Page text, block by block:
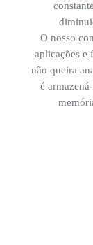
O nosso
aplicações e
não queira
é